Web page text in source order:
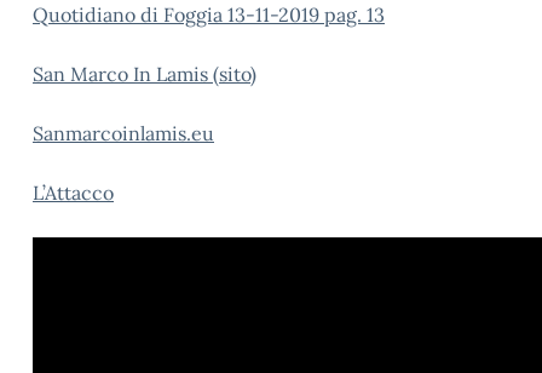
Quotidiano di Foggia 13-11-2019 pag. 13
San Marco In Lamis (sito)
Sanmarcoinlamis.eu
L’Attacco